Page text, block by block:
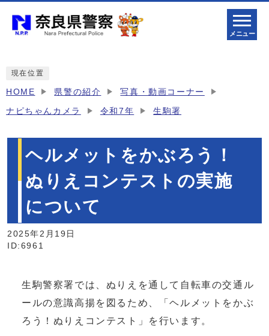
メニュー
現在位置
HOME 県警の紹介 写真・動画コーナー
ナピちゃんカメラ 令和7年 生駒署
ヘルメットをかぶろう！
ぬりえコンテストの実施
について
2025年2月19日
ID:6961
生駒警察署では、ぬりえを通して自転車の交通ル
ールの意識高揚を図るため、「ヘルメットをかぶ
ろう！ぬりえコンテスト」を行います。